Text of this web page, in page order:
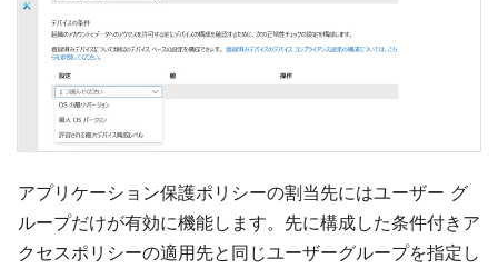
アプリケーション保護ポリシーの割当先にはユーザー グ
ループだけが有効に機能します。先に構成した条件付きア
クセスポリシーの適用先と同じユーザーグループを指定し